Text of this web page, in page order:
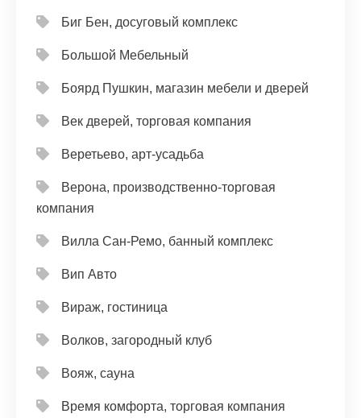
Биг Бен, досуговый комплекс
Большой Мебельный
Боярд Пушкин, магазин мебели и дверей
Век дверей, торговая компания
Веретьево, арт-усадьба
Верона, производственно-торговая
компания
Вилла Сан-Ремо, банный комплекс
Вип Авто
Вираж, гостиница
Волков, загородный клуб
Вояж, сауна
Время комфорта, торговая компания